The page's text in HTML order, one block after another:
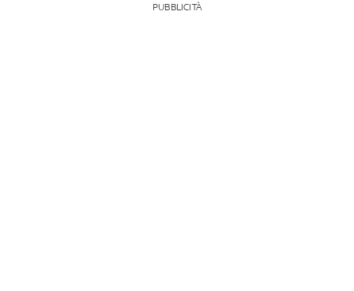
PUBBLICITÀ